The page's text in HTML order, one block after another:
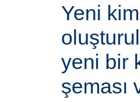
Yeni
yeni bir
şeması